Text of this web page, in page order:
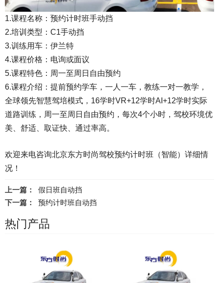
1.课程名称：预约计时班手动挡
2.培训类型：C1手动挡
3.训练用车：伊兰特
4.课程价格：电询或面议
5.课程特色：周一至周日自由预约
6.课程介绍：提前预约学车，一人一车，教练一对一教学，
全球领先智慧驾培模式，16学时VR+12学时AI+12学时实际
道路训练，周一至周日自由预约，每次4个小时，驾校环境优
美、舒适、取证快、通过率高。
欢迎来电咨询北京东方时尚驾校预约计时班（智能）详细情
况！
上一篇：
假日班自动挡
下一篇：
预约计时班自动挡
热门产品